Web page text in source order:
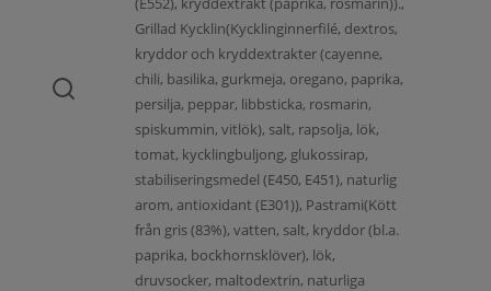
Grillad Kycklin(Kycklinginnerfilé, dextros,
kryddor och kryddextrakter (cayenne,
chili, basilika, gurkmeja, oregano, paprika,
persilja, peppar, libbsticka, rosmarin,
spiskummin, vitlök), salt, rapsolja, lök,
tomat, kycklingbuljong, glukossirap,
stabiliseringsmedel (E450, E451), naturlig
arom, antioxidant (E301)), Pastrami(Kött
från gris (83%), vatten, salt, kryddor (bl.a.
paprika, bockhornsklöver), lök,
druvsocker, maltodextrin, naturliga